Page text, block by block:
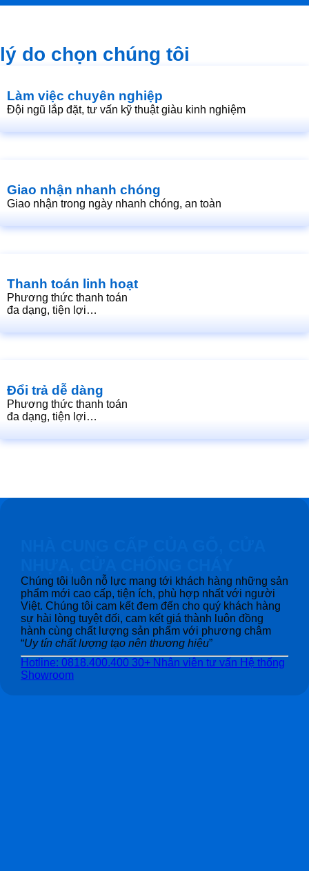
lý do chọn chúng tôi
Làm việc chuyên nghiệp
Đội ngũ lắp đặt, tư vấn kỹ thuật giàu kinh nghiệm
Giao nhận nhanh chóng
Giao nhận trong ngày nhanh chóng, an toàn
Thanh toán linh hoạt
Phương thức thanh toán
đa dạng, tiện lợi…
Đổi trả dễ dàng
Phương thức thanh toán
đa dạng, tiện lợi…
Chúng tôi luôn nỗ lực mang tới khách hàng những sản
phẩm mới cao cấp, tiện ích, phù hợp nhất với người
Việt. Chúng tôi cam kết đem đến cho quý khách hàng
sự hài lòng tuyệt đối, cam kết giá thành luôn đồng
hành cùng chất lượng sản phẩm với phương châm
“Uy tín chất lượng tạo nên thương hiệu”
Hotline: 0818.400.400 30+ Nhân viên tư vấn Hệ thống
Showroom